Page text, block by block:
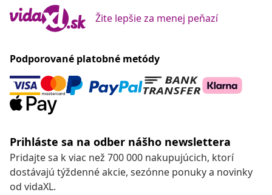
Žite lepšie za menej peňazí
Podporované platobné metódy
Prihláste sa na odber nášho newslettera
Pridajte sa k viac než 700 000 nakupujúcich, ktorí
dostávajú týždenné akcie, sezónne ponuky a novinky
od vidaXL.